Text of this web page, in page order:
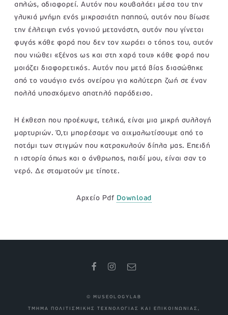
απλώς, αδιαφορεί. Αυτόν που κουβαλάει μέσα του την
γλυκιά μνήμη ενός μικρασιάτη παππού, αυτόν που βίωσε
την έλλειψη ενός γονιού μετανάστη, αυτόν που γίνεται
φυγάς κάθε φορά που δεν τον χωράει ο τόπος του, αυτόν
που νιώθει «ξένος ως και στη χαρά του» κάθε φορά που
μοιάζει διαφορετικός. Αυτόν που μετά βίας διασώθηκε
από το ναυάγιο ενός ονείρου για καλύτερη ζωή σε έναν
πολλά υποσχόμενο απατηλό παράδεισο.
Η έκθεση που προέκυψε, τελικά, είναι μια μικρή συλλογή
μαρτυριών. Ό,τι μπορέσαμε να αιχμαλωτίσουμε από το
ποτάμι των στιγμών που κατρακυλούν δίπλα μας. Επειδή
η ιστορία όπως και ο άνθρωπος, παιδί μου, είναι σαν το
νερό. Δε σταματούν με τίποτε.
Αρχείο Pdf Download
© MUSEOLOGYLAB
ΤΜΗΜΑ ΠΟΛΙΤΙΣΜΙΚΗΣ ΤΕΧΝΟΛΟΓΙΑΣ ΚΑΙ ΕΠΙΚΟΙΝΩΝΙΑΣ,